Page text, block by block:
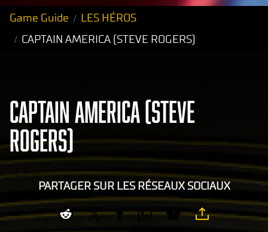
Game Guide
LES HÉROS
CAPTAIN AMERICA (STEVE ROGERS)
CAPTAIN AMERICA (STEVE
ROGERS)
PARTAGER SUR LES RÉSEAUX SOCIAUX